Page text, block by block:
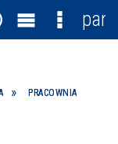
PRACOWNIA
MenuMenu